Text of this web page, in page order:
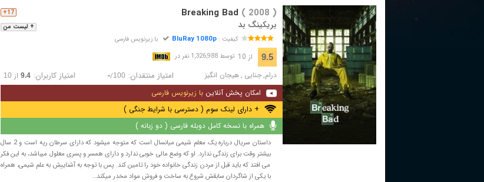
+ لیست من
17+ Breaking Bad ( 2008 )
بریکینگ بد
کیفیت :BluRay 1080p با زیرنویس فارسی
9.5 از 10 توسط 1,326,988 نفر در
درام, جنایی , هیجان انگیز امتیاز منتقدان: -/100 امتیاز کاربران: 9.4 از 10
امکان پخش آنلاین با زیرنویس فارسی
+ دارای لینک سوم ( دسترسی با شرایط جنگی )
همراه با نسخه کامل دوبله فارسی ( دو زبانه )
داستان سریال درباره یک معلم شیمی میانسال است که متوجه میشود که دارای سرطان ریه است و 2 سال
بیشتر وقت برای زندگی ندارد. او که وضع مالی خوبی ندارد و دارای همسر و پسری معلول میباشد، به این فکر
می افتد که باید قبل از مردن زندگی خانواده خود را تامین کند. پس با توجه به آشناییش به علم شیمی، همراه
با یکی از شاگردان سابقش شروع به ساخت و فروش مواد مخدر میکند…